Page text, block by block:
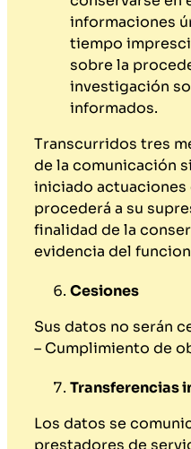
informaciones
tiempo
sobre la
investigación
informados.
Transcurridos tres
de la comunicación
iniciado actuaciones
procederá a su
finalidad de la
evidencia del
Cesiones
Sus datos no serán
– Cumplimiento de
Transferencias
Los datos se
prestadores de